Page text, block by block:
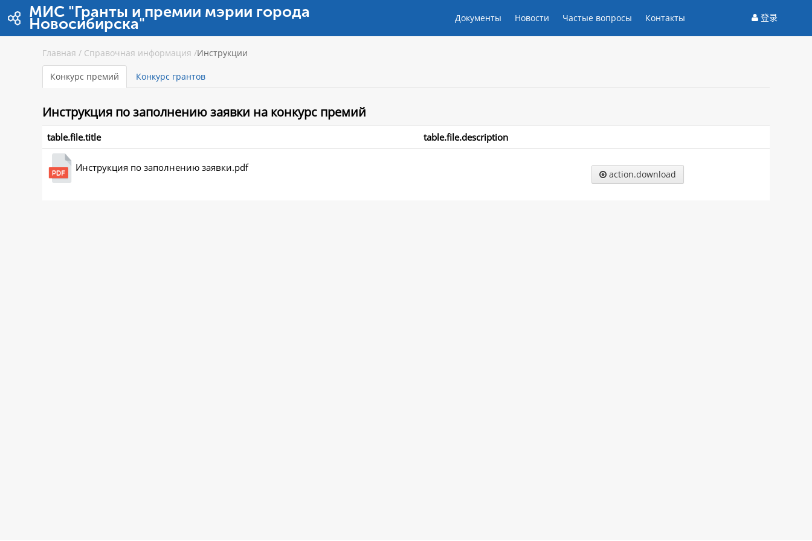
跳转到内容МИС "Гранты и премии мэрии города
Новосибирска" Документы Новости Частые вопросы Контакты 登录
Главная / Справочная информация /Инструкции
Конкурс премий Конкурс грантов
Инструкция по заполнению заявки на конкурс премий
table.file.title table.file.description
Инструкция по заполнению заявки.pdf
action.download